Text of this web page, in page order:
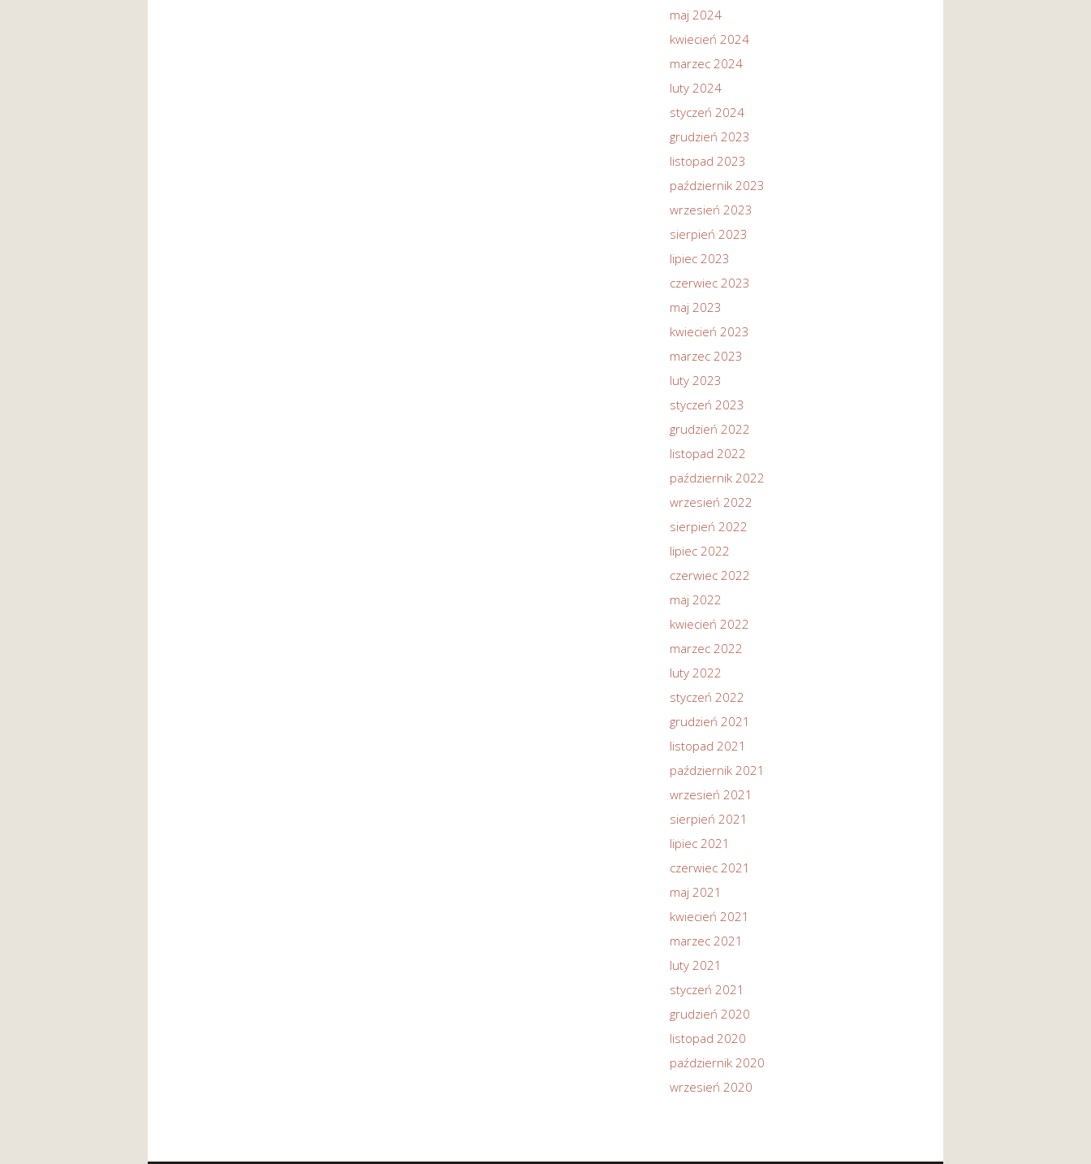
maj 2024
kwiecień 2024
marzec 2024
luty 2024
styczeń 2024
grudzień 2023
listopad 2023
październik 2023
wrzesień 2023
sierpień 2023
lipiec 2023
czerwiec 2023
maj 2023
kwiecień 2023
marzec 2023
luty 2023
styczeń 2023
grudzień 2022
listopad 2022
październik 2022
wrzesień 2022
sierpień 2022
lipiec 2022
czerwiec 2022
maj 2022
kwiecień 2022
marzec 2022
luty 2022
styczeń 2022
grudzień 2021
listopad 2021
październik 2021
wrzesień 2021
sierpień 2021
lipiec 2021
czerwiec 2021
maj 2021
kwiecień 2021
marzec 2021
luty 2021
styczeń 2021
grudzień 2020
listopad 2020
październik 2020
wrzesień 2020